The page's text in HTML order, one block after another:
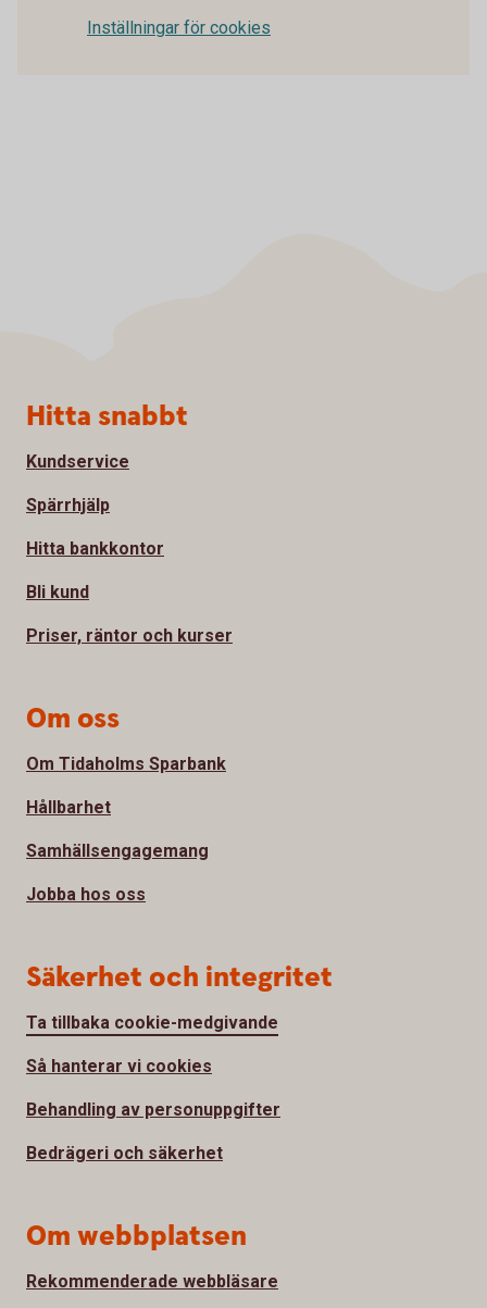
Inställningar för cookies
Sidfot
Hitta snabbt
Kundservice
Spärrhjälp
Hitta bankkontor
Bli kund
Priser, räntor och kurser
Om oss
Om Tidaholms Sparbank
Hållbarhet
Samhällsengagemang
Jobba hos oss
Säkerhet och integritet
Ta tillbaka cookie-medgivande
Så hanterar vi cookies
Behandling av personuppgifter
Bedrägeri och säkerhet
Om webbplatsen
Rekommenderade webbläsare